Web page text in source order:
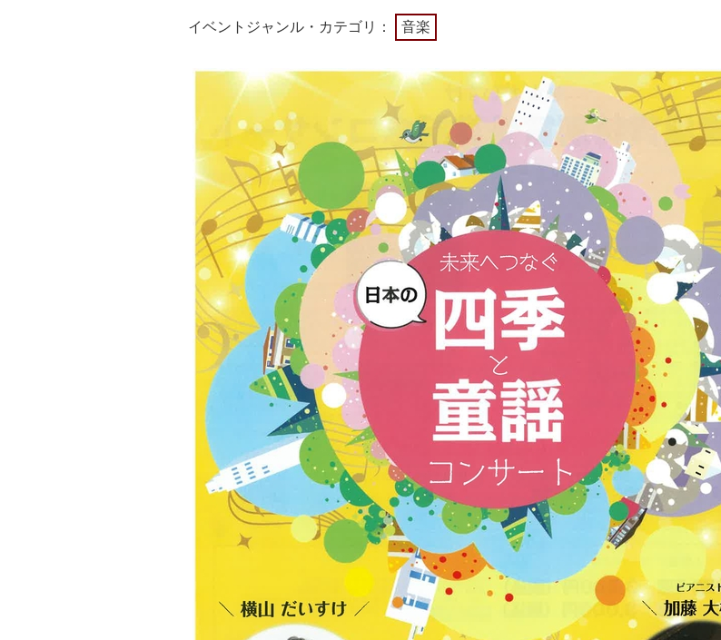
イベントジャンル・カテゴリ： 音楽